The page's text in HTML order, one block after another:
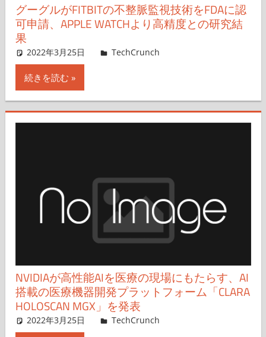
グーグルがFITBITの不整脈監視技術をFDAに認
可申請、APPLE WATCHより高精度との研究結
果
2022年3月25日 Engadget Japanese
TechCrunch
続きを読む
NVIDIAが高性能AIを医療の現場にもたらす、AI
搭載の医療機器開発プラットフォーム「CLARA
HOLOSCAN MGX」を発表
2022年3月25日 Emma Betuel,Nariko Mizoguchi
TechCrunch